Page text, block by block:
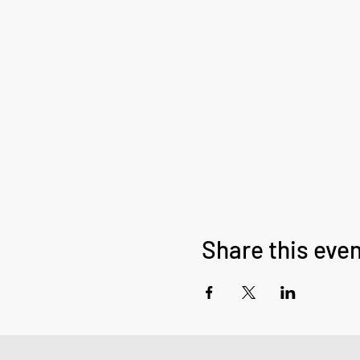
Share this